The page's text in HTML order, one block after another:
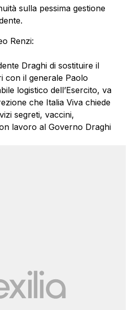
sulla pessima gestione
Renzi:
Draghi di sostituire il
con il generale Paolo
logistico dell’Esercito, va
che Italia Viva chiede
segreti, vaccini,
lavoro al Governo Draghi